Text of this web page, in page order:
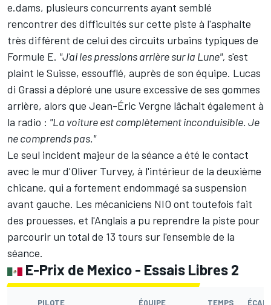
e.dams, plusieurs concurrents ayant semblé
rencontrer des difficultés sur cette piste à l'asphalte
très différent de celui des circuits urbains typiques de
Formule E. "J'ai les pressions arrière sur la Lune", s'est
plaint le Suisse, essoufflé, auprès de son équipe. Lucas
di Grassi a déploré une usure excessive de ses gommes
arrière, alors que Jean-Éric Vergne lâchait également à
la radio : "La voiture est complètement inconduisible. Je
ne comprends pas."
Le seul incident majeur de la séance a été le contact
avec le mur d'Oliver Turvey, à l'intérieur de la deuxième
chicane, qui a fortement endommagé sa suspension
avant gauche. Les mécaniciens NIO ont toutefois fait
des prouesses, et l'Anglais a pu reprendre la piste pour
parcourir un total de 13 tours sur l'ensemble de la
séance.
E-Prix de Mexico - Essais Libres 2
PILOTE ÉQUIPE TEMPS